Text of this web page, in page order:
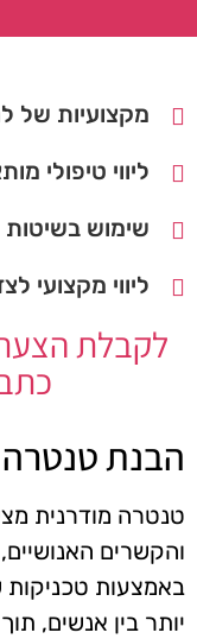
מקצועיות של
ליווי טיפולי
שימוש בשיטות
ליווי מקצועי
לקבלת
הבנת טנטרה
טנטרה מודרנית
והקשרים
באמצעות
יותר בין אנשים,